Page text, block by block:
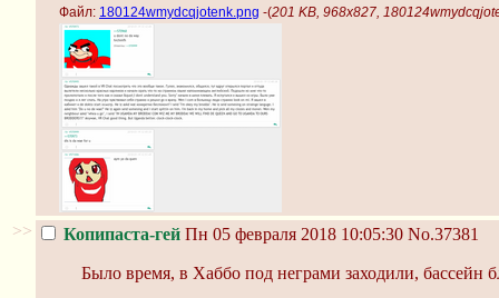
Файл: 180124wmydcqjotenk.png -(201 KB, 968x827,
>> Копипаста-гей Пн 05 февраля 2018 10:05:30 No.37381
Было время, в Хаббо под неграми заходили, бассейн